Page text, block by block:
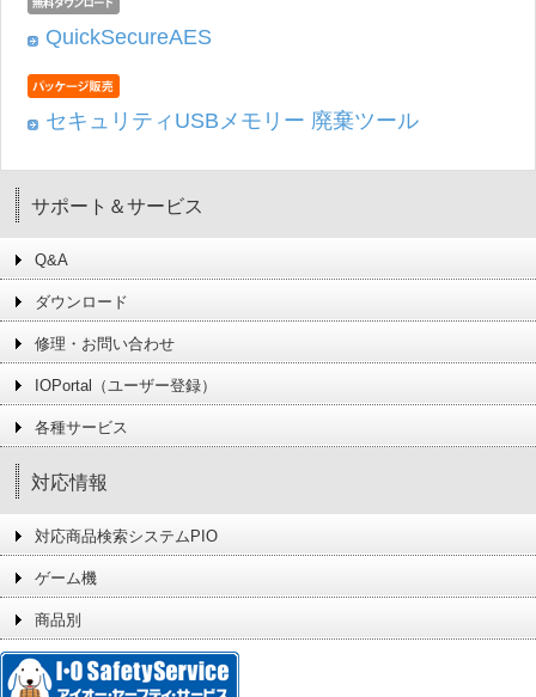
QuickSecureAES
セキュリティUSBメモリー 廃棄ツール
サポート＆サービス
Q&A
ダウンロード
修理・お問い合わせ
IOPortal（ユーザー登録）
各種サービス
対応情報
対応商品検索システムPIO
ゲーム機
商品別